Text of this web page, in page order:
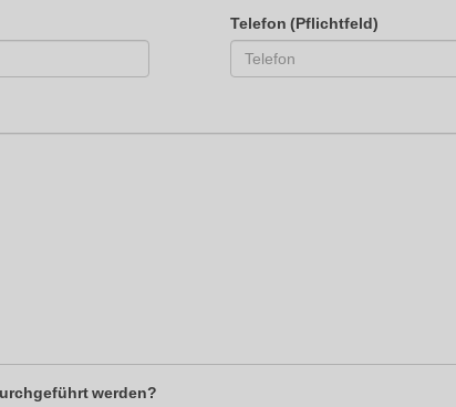
Telefon (Pflichtfeld)
werden?